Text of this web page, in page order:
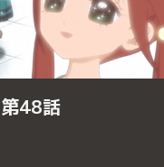
48話